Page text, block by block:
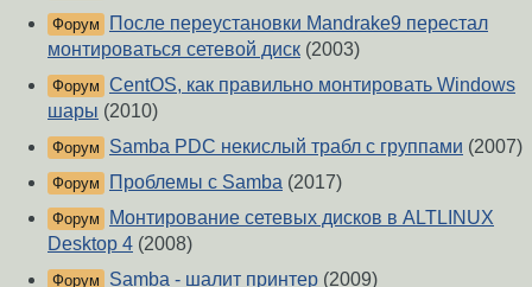
Форум
После переустановки Mandrake9 перестал
монтироваться сетевой диск (2003)
Форум CentOS, как правильно монтировать Windows
шары (2010)
Форум Samba PDC некислый трабл с группами (2007)
Форум Проблемы с Samba (2017)
Форум
Монтирование сетевых дисков в ALTLINUX
Desktop 4 (2008)
Форум Samba - шалит принтер (2009)